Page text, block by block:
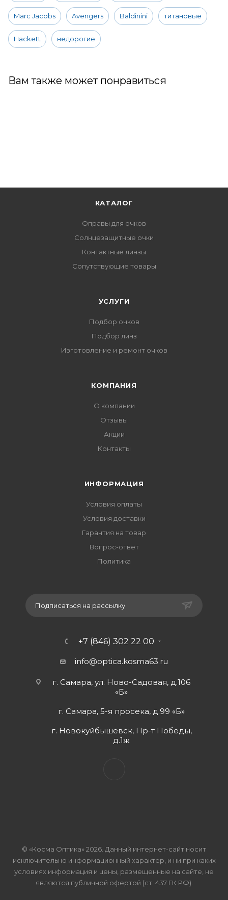
Marc Jacobs Avengers Baldinini титановые
Hackett недорогие
Вам также может понравиться
КАТАЛОГ
Оправы для очков
Солнцезащитные очки
Контактные линзы
Сопутствующие товары
УСЛУГИ
Подбор очков
Подбор линз
Изготовление и ремонт очков
КОМПАНИЯ
О компании
Отзывы
Акции
Контакты
ИНФОРМАЦИЯ
Условия оплаты
Условия доставки
Гарантия на товар
Вопрос-ответ
Политика
Подписаться на рассылку
+7 (846) 302 22 00
info@optica.kosma63.ru
г. Самара, ул. Ново-Садовая, д.106
«Б»
г. Самара, 5-я просека, д.99 «Б»
г. Новокуйбышевск, Пр-т Победы,
д.1ж
© «Косма Оптика» 2026. Данный интернет-сайт носит
исключительно информационный характер, и ни при каких
условиях информация и цены, размещенные на сайте, не
являются публичной офертой (ст. 437 ГК РФ).